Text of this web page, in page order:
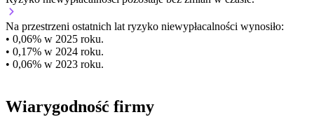
Na przestrzeni ostatnich lat ryzyko niewypłacalności wynosiło:
• 0,06% w 2025 roku.
• 0,17% w 2024 roku.
• 0,06% w 2023 roku.
Wiarygodność firmy